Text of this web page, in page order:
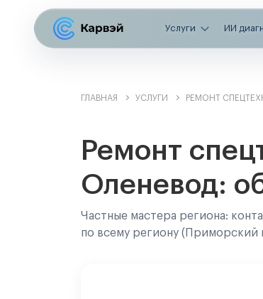
Услуги ИИ
ГЛАВНАЯ УСЛУГИ РЕМОНТ
Ремонт
Оленевод:
Частные мастера региона:
по всему региону (Приморский